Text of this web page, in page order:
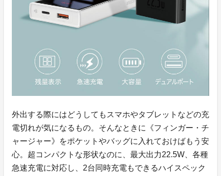
外出する際にはどうしてもスマホやタブレットなどの充
電切れが気になるもの。そんなときに《フィンガー・チ
ャージャー》をポケットやバッグに入れておけばもう安
心。超コンパクトな形状なのに、最大出力22.5W、各種
急速充電に対応し、2台同時充電もできるハイスペック